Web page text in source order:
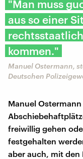
"Man muss
aus so einer
kommen."
Manuel Ostermann,
Deutschen
Manuel
freiwillig gehen
festgehalten
aber auch, mit den